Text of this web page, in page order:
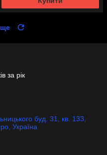
ще
за рік
буд. 31, кв. 133,
Україна